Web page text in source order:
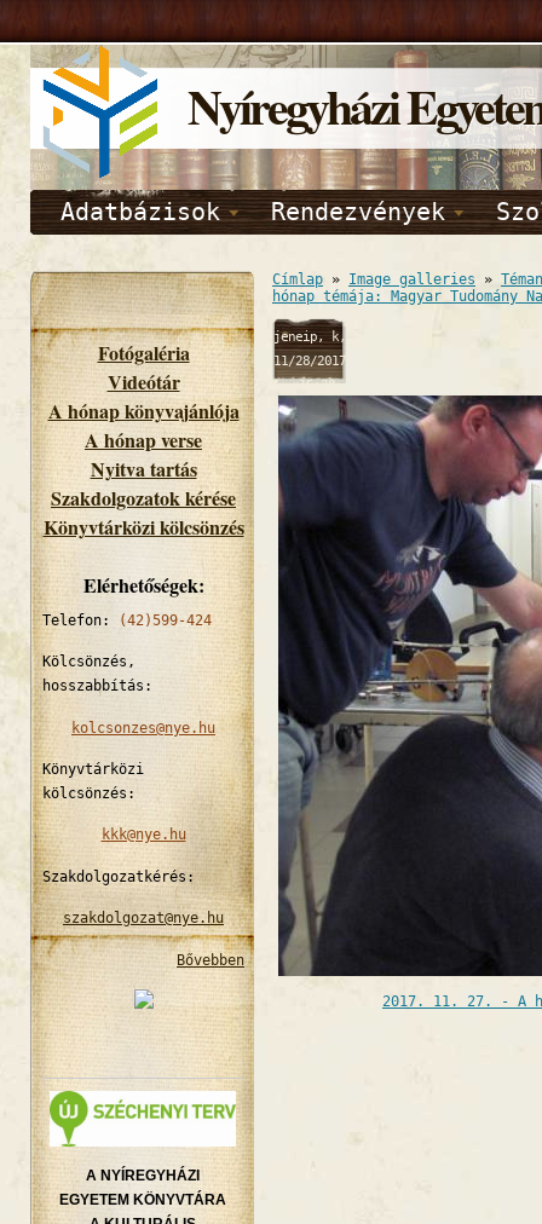
Nyíregyházi
Adatbázisok Rendezvények
Fotógaléria
Videótár
A hónap könyvajánlója
A hónap verse
Nyitva tartás
Szakdolgozatok kérése
Könyvtárközi kölcsönzés
Elérhetőségek:
Telefon: (42)599-424
Kölcsönzés,
hosszabbítás:
kolcsonzes@nye.hu
Könyvtárközi
kölcsönzés:
kkk@nye.hu
Szakdolgozatkérés:
szakdolgozat@nye.hu
Bővebben
A NYÍREGYHÁZI
EGYETEM KÖNYVTÁRA
Címlap » Image galleries »
hónap témája: Magyar Tudomány
jeneip, k,
11/28/2017
- 15:38
2017. 11. 27. - A